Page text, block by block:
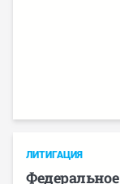
ЛИТИГАЦИЯ
Федеральное